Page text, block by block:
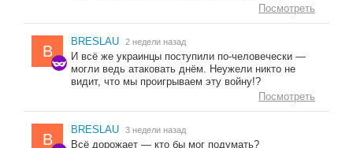
Посмотреть
B
BRESLAU 2 недели назад
И всё же украинцы поступили по-человечески —
могли ведь атаковать днём. Неужели никто не
видит, что мы проигрываем эту войну!?
Посмотреть
B
BRESLAU 3 недели назад
Всё дорожает — кто бы мог подумать?